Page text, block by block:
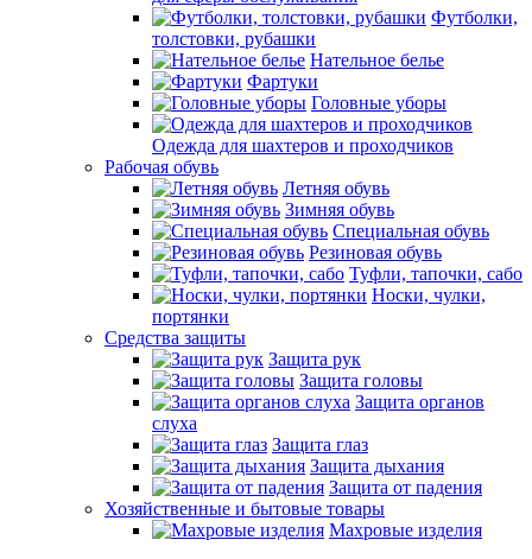
Футболки,
толстовки, рубашки
Нательное белье
Фартуки
Головные уборы
Одежда для шахтеров и проходчиков
Рабочая обувь
Летняя обувь
Зимняя обувь
Специальная обувь
Резиновая обувь
Туфли, тапочки, сабо
Носки, чулки,
портянки
Средства защиты
Защита рук
Защита головы
Защита органов
слуха
Защита глаз
Защита дыхания
Защита от падения
Хозяйственные и бытовые товары
Махровые изделия